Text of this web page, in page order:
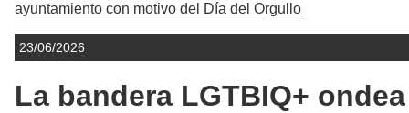
ayuntamiento con motivo del Día del Orgullo
23/06/2026
La bandera LGTBIQ+ ondea